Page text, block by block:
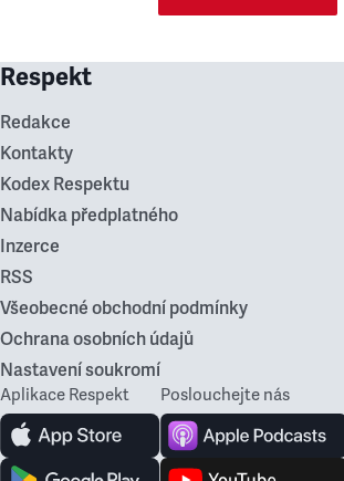
Respekt
Redakce
Kontakty
Kodex Respektu
Nabídka předplatného
Inzerce
RSS
Všeobecné obchodní podmínky
Ochrana osobních údajů
Nastavení soukromí
Aplikace Respekt Poslouchejte nás